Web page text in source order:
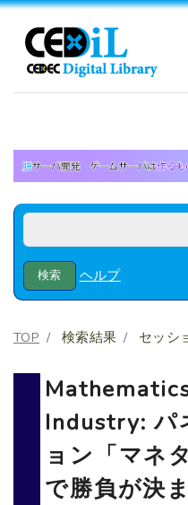
ヘルプ
TOP 検索結果 セッシ
Industry: パ
ョン「マネ
で勝負が決